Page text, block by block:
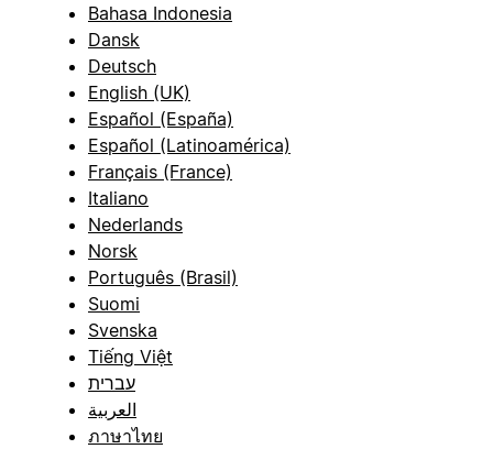
Bahasa Indonesia
Dansk
Deutsch
English (UK)
Español (España)
Español (Latinoamérica)
Français (France)
Italiano
Nederlands
Norsk
Português (Brasil)
Suomi
Svenska
Tiếng Việt
עברית
العربية
ภาษาไทย